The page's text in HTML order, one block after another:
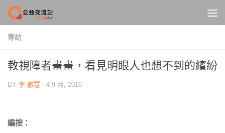
Skip to content
專訪
教視障者畫畫，看見明眼人也想不到的繽紛
BY 李 修慧 · 4 9 月, 2016
編按：